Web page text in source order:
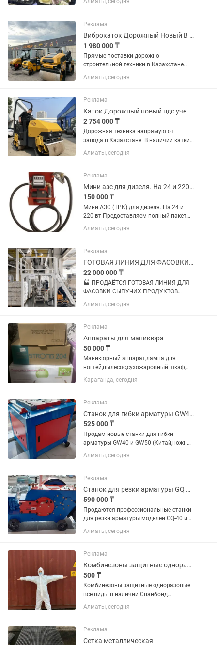
Оплата наличными, перечислением.
Алматы, сегодня
Реклама
Виброкаток Дорожный Новый В наличии НДС Учет Гарантия Завод
1 980 000 ₸
Прямые поставки дорожно-
строительной техники в Казахстане.
Являемся дистрибьютором ведущих
заводов: Furd, LiuGong, XCMG, Shacman,
снабжение строительных объектов...
Алматы, сегодня
Реклама
Каток Дорожный новый ндс учет гарантия
2 754 000 ₸
Дорожная техника напрямую от
завода в Казахстане. В наличии катки
от 325 кг до 16 тонн для
благоустройства, асфальта,
инфраструктурных проектов. Также
поставляем...
Алматы, сегодня
Реклама
Мини азс для дизеля. На 24 и 220 вт
150 000 ₸
Мини АЗС (ТРК) для дизеля. На 24 и
220 вт Предоставляем полный пакет
документов. С/ф, накладную,
фискальный чек. Заправочный модуль
удобное в монтаже . В...
Алматы, сегодня
Реклама
ГОТОВАЯ ЛИНИЯ ДЛЯ ФАСОВКИ СЫПУЧИХ ПРОДУКТОВ
22 000 000 ₸
🏭 ПРОДАЁТСЯ ГОТОВАЯ ЛИНИЯ ДЛЯ
ФАСОВКИ СЫПУЧИХ ПРОДУКТОВ
Полностью укомплектованная
автоматическая линия: от подачи и
упаковки в термоусадочную плёнку.
Подходит для...
Алматы, сегодня
Реклама
Аппараты для маникюра
50 000 ₸
Маникюрный аппарат,лампа для
ногтей,пылесос,сухожаровный шкаф,
так же пакеты для сухожарки и всякая
мелочевка
Караганда, сегодня
Реклама
Станок для гибки арматуры GW40 GW50 380В
525 000 ₸
Продам новые станки для гибки
арматуры GW40 и GW50 (Китай,ножное
управление). Простая и надежная
конструкция — идеальны для
Алматы, сегодня
Реклама
Станок для резки арматуры GQ 40. GQ 50 380V
590 000 ₸
Продаются профессиональные станки
для резки арматуры моделей GQ-40 и
GQ-50 на напряжение 380V. Состояние:
новое Гарантия: есть Толщина реза:
Назначение: быстрая и...
Алматы, сегодня
Реклама
Комбинезоны защитные одноразовые
500 ₸
Комбинезоны защитные одноразовые
все виды в наличии Спанбонд
Мельтблаун Ламинированные Так же
собираем комплекты под заказ Очки
мед изделий в наличии Работаем...
Алматы, сегодня
Реклама
Сетка металлическая